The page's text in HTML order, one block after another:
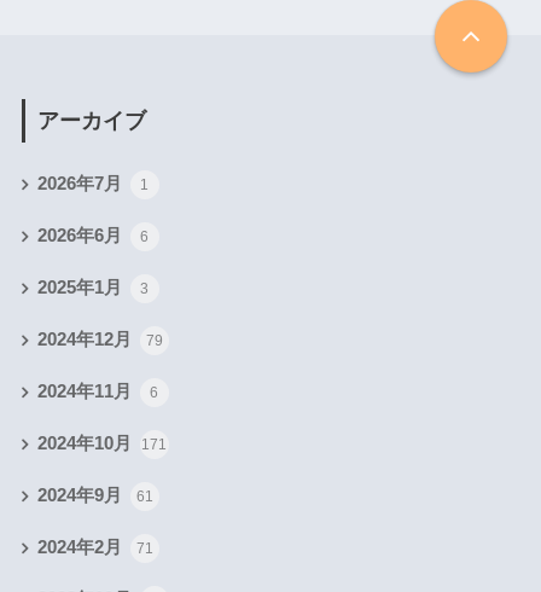
アーカイブ
2026年7月 1
2026年6月 6
2025年1月 3
2024年12月 79
2024年11月 6
2024年10月 171
2024年9月 61
2024年2月 71